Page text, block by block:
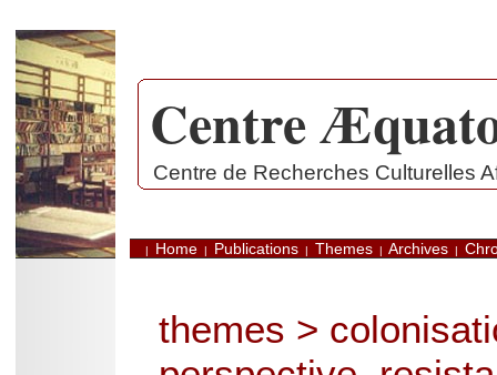
. Centre
Centre de Recherches Culturelles
| Home | Publications | Themes | Archives |
themes >